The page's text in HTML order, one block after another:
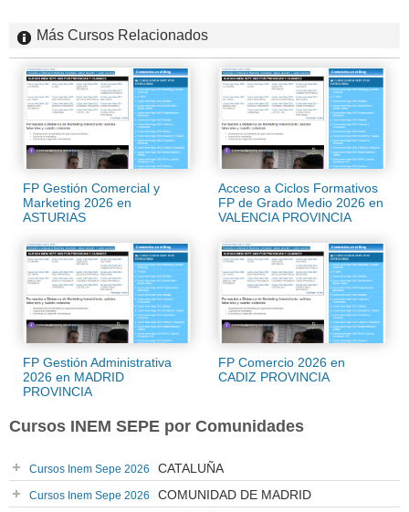
Más Cursos Relacionados
FP Gestión Comercial y
Marketing 2026 en
ASTURIAS
Acceso a Ciclos Formativos
FP de Grado Medio 2026 en
VALENCIA PROVINCIA
FP Gestión Administrativa
2026 en MADRID
PROVINCIA
FP Comercio 2026 en
CADIZ PROVINCIA
Cursos INEM SEPE por Comunidades
Cursos Inem Sepe 2026 CATALUÑA
Cursos Inem Sepe 2026 COMUNIDAD DE MADRID